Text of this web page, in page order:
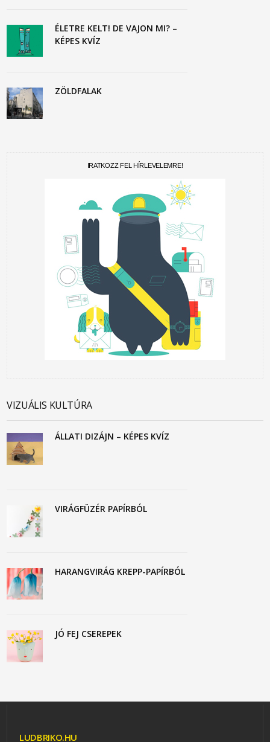
ÉLETRE KELT! DE VAJON MI? –
KÉPES KVÍZ
ZÖLDFALAK
IRATKOZZ FEL HÍRLEVELEMRE!
VIZUÁLIS KULTÚRA
ÁLLATI DIZÁJN – KÉPES KVÍZ
VIRÁGFÜZÉR PAPÍRBÓL
HARANGVIRÁG KREPP-PAPÍRBÓL
JÓ FEJ CSEREPEK
LUDBRIKO.HU